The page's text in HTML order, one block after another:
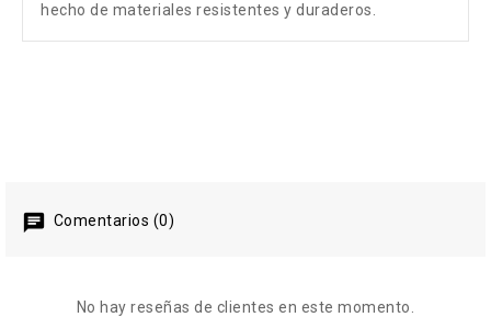
hecho de materiales resistentes y duraderos.
Comentarios (0)
No hay reseñas de clientes en este momento.